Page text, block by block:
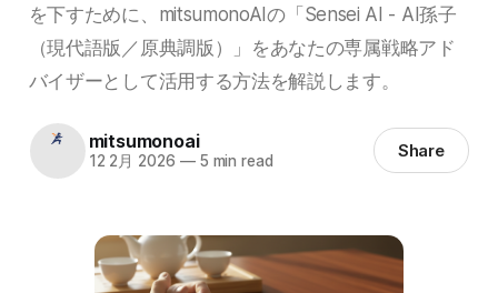
を下すために、mitsumonoAIの「Sensei AI - AI孫子
（現代語版／原典調版）」をあなたの専属戦略アド
バイザーとして活用する方法を解説します。
mitsumonoai
12 2月 2026 —5 min read Share